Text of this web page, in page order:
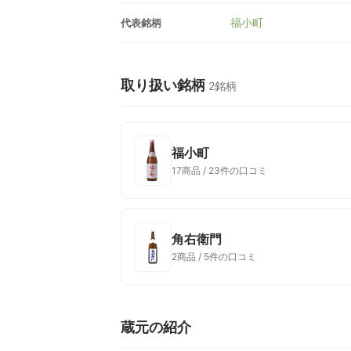
代表銘柄 福小町
取り扱い銘柄 2銘柄
福小町
17商品 / 23件の口コミ
角右衛門
2商品 / 5件の口コミ
蔵元の紹介